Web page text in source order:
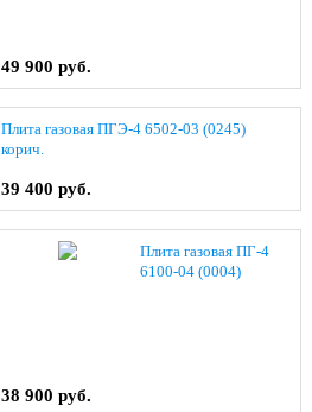
49 900 руб.
Плита газовая ПГЭ-4 6502-03 (0245)
корич.
39 400 руб.
Плита газовая ПГ-4
6100-04 (0004)
38 900 руб.